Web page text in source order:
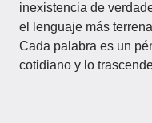
inexistencia de
el lenguaje más
Cada palabra es un
cotidiano y lo